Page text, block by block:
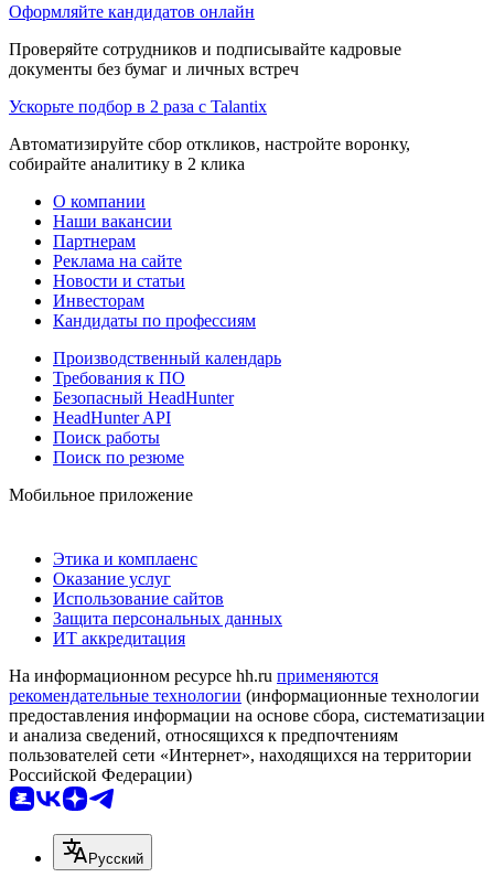
Оформляйте кандидатов онлайн
Проверяйте сотрудников и подписывайте кадровые
документы без бумаг и личных встреч
Ускорьте подбор в 2 раза с Talantix
Автоматизируйте сбор откликов, настройте воронку,
собирайте аналитику в 2 клика
О компании
Наши вакансии
Партнерам
Реклама на сайте
Новости и статьи
Инвесторам
Кандидаты по профессиям
Производственный календарь
Требования к ПО
Безопасный HeadHunter
HeadHunter API
Поиск работы
Поиск по резюме
Мобильное приложение
Этика и комплаенс
Оказание услуг
Использование сайтов
Защита персональных данных
ИТ аккредитация
На информационном ресурсе hh.ru применяются
рекомендательные технологии (информационные технологии
предоставления информации на основе сбора, систематизации
и анализа сведений, относящихся к предпочтениям
пользователей сети «Интернет», находящихся на территории
Российской Федерации)
Русский